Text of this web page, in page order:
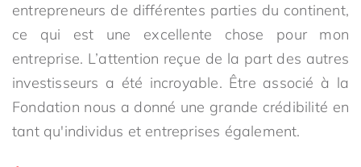
entrepreneurs de différentes parties du continent,
ce qui est une excellente chose pour mon
entreprise. L’attention reçue de la part des autres
investisseurs a été incroyable. Être associé à la
Fondation nous a donné une grande crédibilité en
tant qu'individus et entreprises également.